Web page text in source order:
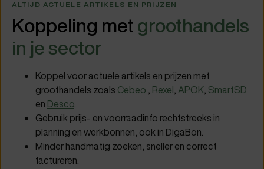
ALTIJD ACTUELE ARTIKELS EN PRIJZEN
Koppeling metgroothandels
in je sector
Koppel voor actuele artikels en prijzen met
groothandels zoals Cebeo , Rexel,APOK, SmartSD
en Desco.
Gebruik prijs- en voorraadinfo rechtstreeks in
planning en werkbonnen, ook in DigaBon.
Minder handmatig zoeken, sneller en correct
factureren.